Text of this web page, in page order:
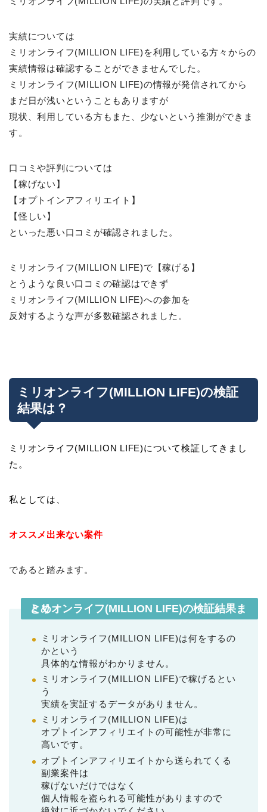
実績については
ミリオンライフ(MILLION LIFE)を利用している方々からの
実績情報は確認することができませんでした。
ミリオンライフ(MILLION LIFE)の情報が発信されてから
まだ日が浅いということもありますが
現状、利用している方もまた、少ないという推測ができま
す。
口コミや評判については
【稼げない】
【オプトインアフィリエイト】
【怪しい】
といった悪い口コミが確認されました。
ミリオンライフ(MILLION LIFE)で【稼げる】
とうような良い口コミの確認はできず
ミリオンライフ(MILLION LIFE)への参加を
反対するような声が多数確認されました。
ミリオンライフ(MILLION LIFE)の検証
結果は？
ミリオンライフ(MILLION LIFE)について検証してきまし
た。
私としては、
オススメ出来ない案件
であると踏みます。
ミリオンライフ(MILLION LIFE)の検証結果まとめ
ミリオンライフ(MILLION LIFE)は何をするの
かという
具体的な情報がわかりません。
ミリオンライフ(MILLION LIFE)で稼げるとい
う
実績を実証するデータがありません。
ミリオンライフ(MILLION LIFE)は
オプトインアフィリエイトの可能性が非常に
高いです。
オプトインアフィリエイトから送られてくる
副業案件は
稼げないだけではなく
個人情報を盗られる可能性がありますので